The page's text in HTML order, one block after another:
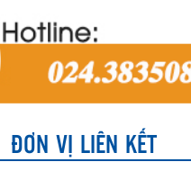
ĐƠN VỊ LIÊN KẾT